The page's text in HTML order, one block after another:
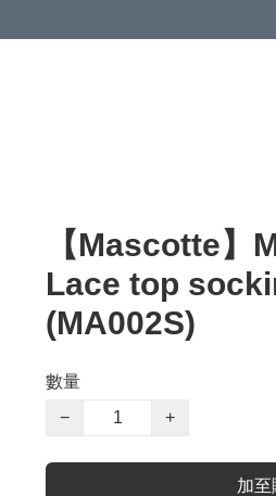
【Mascotte】
Lace top
(MA002S)
數量
−
+
加至